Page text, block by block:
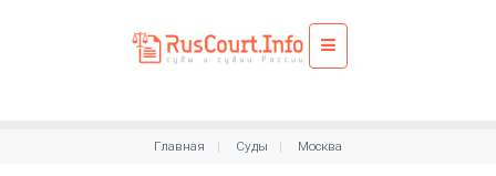
Главная Суды Москва